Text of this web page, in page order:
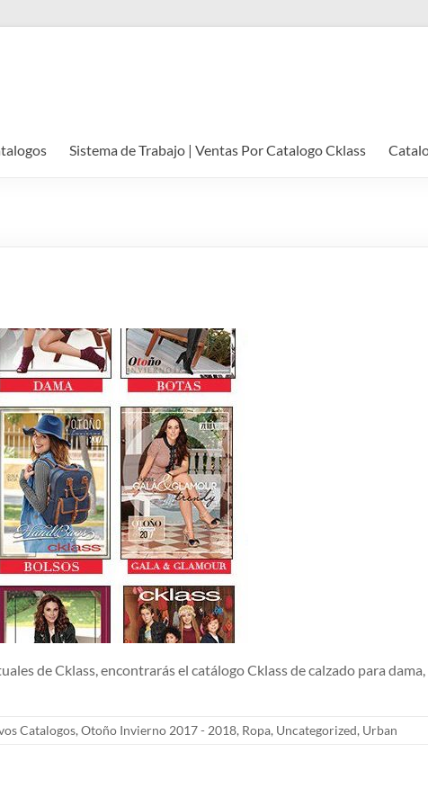
Sistema de Trabajo | Ventas Por Catalogo Cklass
de Cklass, encontrarás el catálogo Cklass de calzado para dama,
Catalogos, Otoño Invierno 2017 - 2018, Ropa, Uncategorized, Urban